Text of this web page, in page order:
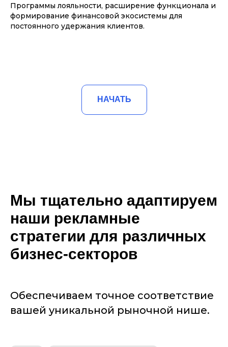
Программы лояльности, расширение функционала и
формирование финансовой экосистемы для
постоянного удержания клиентов.
НАЧАТЬ
Мы тщательно адаптируем
наши рекламные
стратегии для различных
бизнес-секторов
Обеспечиваем точное соответствие
вашей уникальной рыночной нише.